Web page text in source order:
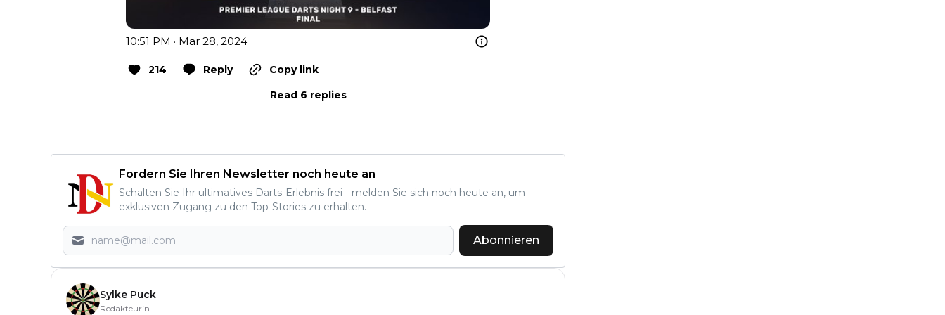
10:51 PM · Mar 28, 2024
214 Reply
Copy link
Read 6 replies
Fordern Sie Ihren Newsletter noch heute an
Schalten Sie Ihr ultimatives Darts-Erlebnis frei - melden Sie sich noch heute an, um
exklusiven Zugang zu den Top-Stories zu erhalten.
Abonnieren
Sylke Puck
Redakteurin